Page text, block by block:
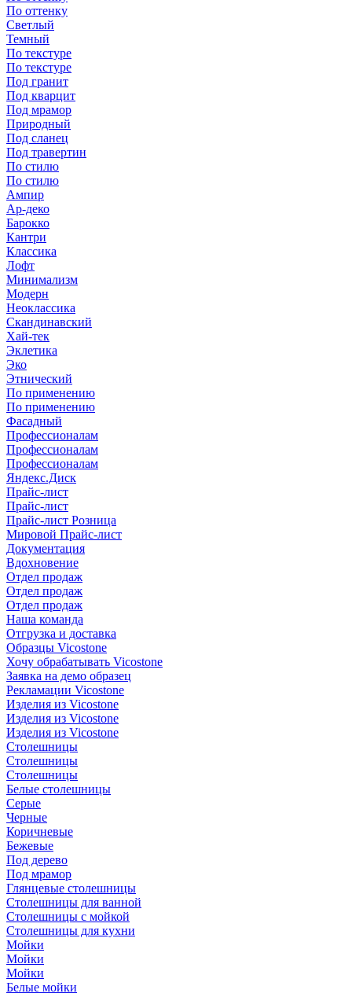
По оттенку
Светлый
Темный
По текстуре
По текстуре
Под гранит
Под кварцит
Под мрамор
Природный
Под сланец
Под травертин
По стилю
По стилю
Ампир
Ар-деко
Барокко
Кантри
Классика
Лофт
Минимализм
Модерн
Неоклассика
Скандинавский
Хай-тек
Эклетика
Эко
Этнический
По применению
По применению
Фасадный
Профессионалам
Профессионалам
Профессионалам
Яндекс.Диск
Прайс-лист
Прайс-лист
Прайс-лист Розница
Мировой Прайс-лист
Документация
Вдохновение
Отдел продаж
Отдел продаж
Отдел продаж
Наша команда
Отгрузка и доставка
Образцы Vicostone
Хочу обрабатывать Vicostone
Заявка на демо образец
Рекламации Vicostone
Изделия из Vicostone
Изделия из Vicostone
Изделия из Vicostone
Столешницы
Столешницы
Столешницы
Белые столешницы
Серые
Черные
Коричневые
Бежевые
Под дерево
Под мрамор
Глянцевые столешницы
Столешницы для ванной
Столешницы с мойкой
Столешницы для кухни
Мойки
Мойки
Мойки
Белые мойки